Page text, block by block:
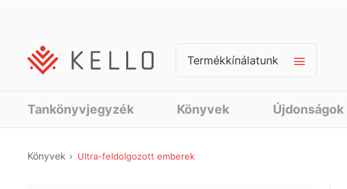
Termékkínálatunk
Tankönyvjegyzék Könyvek Újdonságok
Könyvek Ultra-feldolgozott emberek